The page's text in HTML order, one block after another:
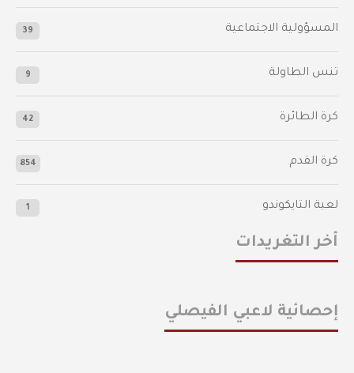
المسؤولية الاجتماعية 39
تنس الطاولة 9
كرة الطائرة 42
كرة القدم 854
لعبة التايكوندو 1
أخر التغريدات
إحصائية لاعبي الفيصلي